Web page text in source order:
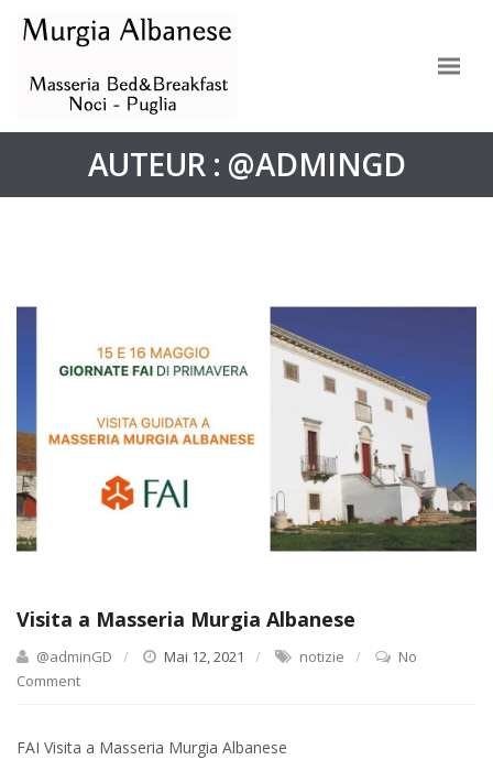
AUTEUR : @ADMINGD
Visita a Masseria Murgia Albanese
@adminGD Mai 12, 2021 notizie
No
Comment
FAI Visita a Masseria Murgia Albanese